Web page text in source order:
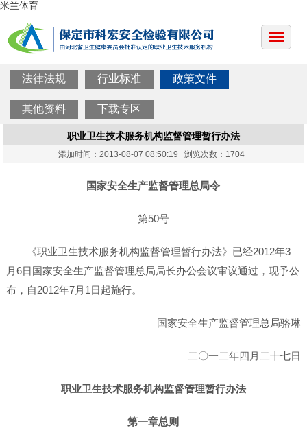
米兰体育
法律法规 行业标准 政策文件
其他资料 下载专区
职业卫生技术服务机构监督管理暂行办法
添加时间：2013-08-07 08:50:19 浏览次数：1704
国家安全生产监督管理总局令
第50号
《职业卫生技术服务机构监督管理暂行办法》已经2012年3
月6日国家安全生产监督管理总局局长办公会议审议通过，现予公
布，自2012年7月1日起施行。
国家安全生产监督管理总局骆琳
二〇一二年四月二十七日
职业卫生技术服务机构监督管理暂行办法
第一章总则